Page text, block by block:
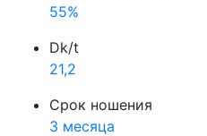
55%
Dk/t
21,2
Срок ношения
3 месяца